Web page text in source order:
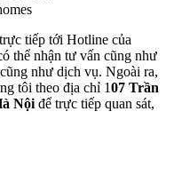
tiếp tới Hotline của
thể nhận tư vấn cũng như
như dịch vụ. Ngoài ra,
tôi theo địa chỉ 107 Trần
Nội để trực tiếp quan sát,